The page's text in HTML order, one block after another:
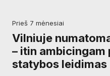
prieš 7 mėnesiai
Vilniuje
– itin
statybos leidimas